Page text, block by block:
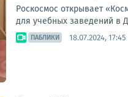
Роскосмос открывает
для учебных заведений в
ПАБЛИКИ 18.07.2024, 17:45